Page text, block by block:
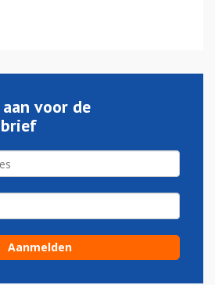
voor de